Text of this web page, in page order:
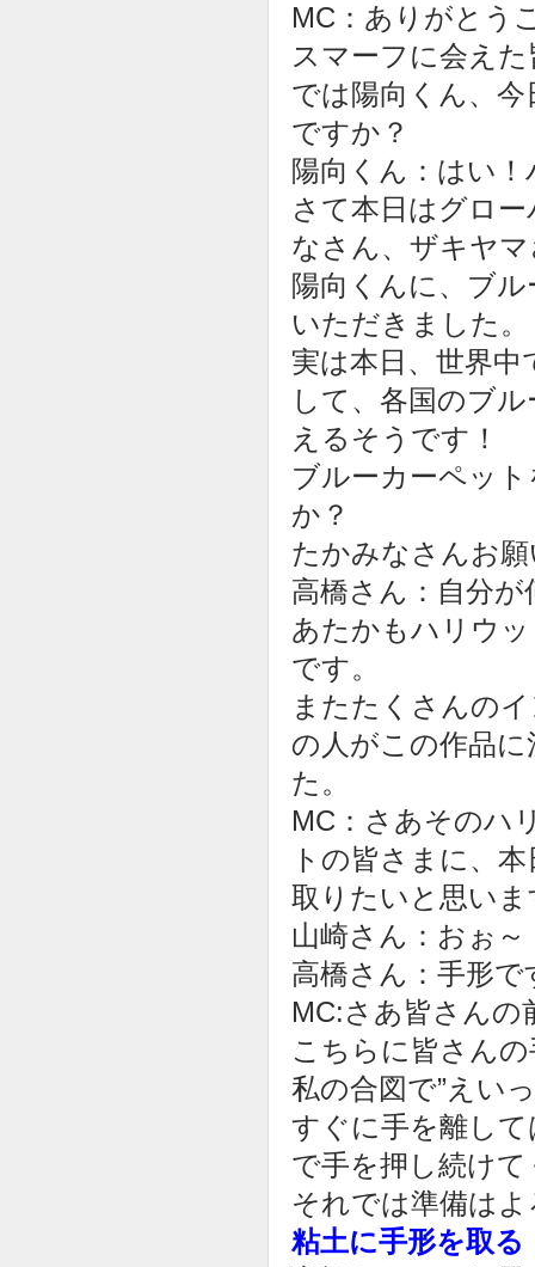
MC：ありがとう
スマーフに会え
では陽向くん、
ですか？
陽向くん：はい
さて本日はグロ
なさん、ザキヤ
陽向くんに、ブ
いただきました。
実は本日、世界
して、各国のブ
えるそうです！
ブルーカーペッ
か？
たかみなさんお
高橋さん：自分
あたかもハリウ
です。
またたくさんの
の人がこの作品
た。
MC：さあそのハ
トの皆さまに、
取りたいと思いま
山崎さん：おぉ
高橋さん：手形
MC:さあ皆さんの
こちらに皆さん
私の合図で”えい
すぐに手を離し
で手を押し続け
それでは準備は
粘土に手形を取る